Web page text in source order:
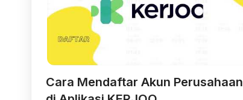
Cara Mendaftar Akun Perusahaan